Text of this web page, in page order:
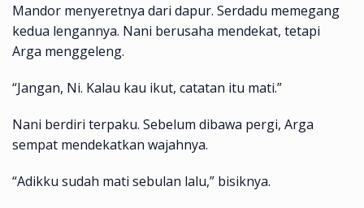
Mandor menyeretnya dari dapur. Serdadu memegang
kedua lengannya. Nani berusaha mendekat, tetapi
Arga menggeleng.
“Jangan, Ni. Kalau kau ikut, catatan itu mati.”
Nani berdiri terpaku. Sebelum dibawa pergi, Arga
sempat mendekatkan wajahnya.
“Adikku sudah mati sebulan lalu,” bisiknya.